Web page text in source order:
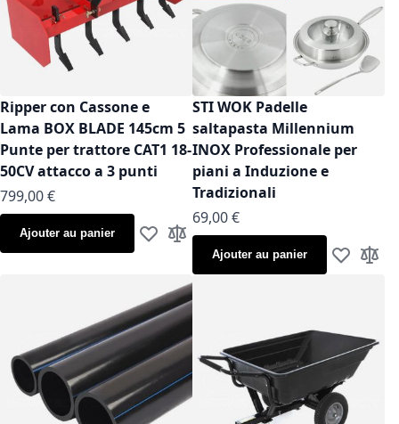
Ripper con Cassone e
Lama BOX BLADE 145cm 5
Punte per trattore CAT1 18-
50CV attacco a 3 punti
799,00 €
Ajouter au panier Ajouter à ma liste d’envie
Ajouter au comparateur
STI WOK Padelle
saltapasta Millennium
INOX Professionale per
piani a Induzione e
Tradizionali
À partir de
69,00 €
Ajouter au panier Ajouter à